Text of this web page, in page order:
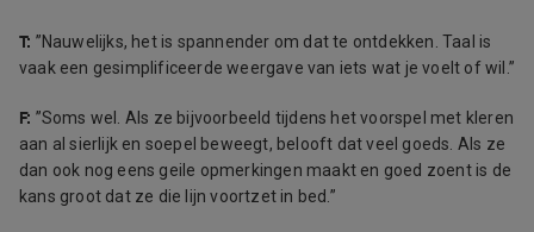
T: ”Nauwelijks, het is spannender om dat te ontdekken. Taal is
vaak een gesimplificeerde weergave van iets wat je voelt of wil.”
F: ”Soms wel. Als ze bijvoorbeeld tijdens het voorspel met kleren
aan al sierlijk en soepel beweegt, belooft dat veel goeds. Als ze
dan ook nog eens geile opmerkingen maakt en goed zoent is de
kans groot dat ze die lijn voortzet in bed.”